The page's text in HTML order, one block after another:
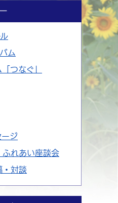
ム
つなぐ」
ージ
れあい座談会
・対談